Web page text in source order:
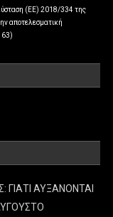
(ΕΕ) 2018/334 της
αποτελεσματική
63)
ΓΙΑΤΙ ΑΥΞΑΝΟΝΤΑΙ